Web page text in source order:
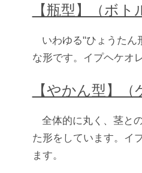
【瓶型】（ボト
いわゆる"ひょうたん
な形です。イプヘケオ
【やかん型】（
全体的に丸く、茎と
た形をしています。イ
ます。